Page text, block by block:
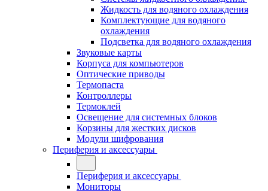
Жидкость для водяного охлаждения
Комплектующие для водяного
охлаждения
Подсветка для водяного охлаждения
Звуковые карты
Корпуса для компьютеров
Оптические приводы
Термопаста
Контроллеры
Термоклей
Освещение для системных блоков
Корзины для жестких дисков
Модули шифрования
Периферия и аксессуары
Периферия и аксессуары
Мониторы